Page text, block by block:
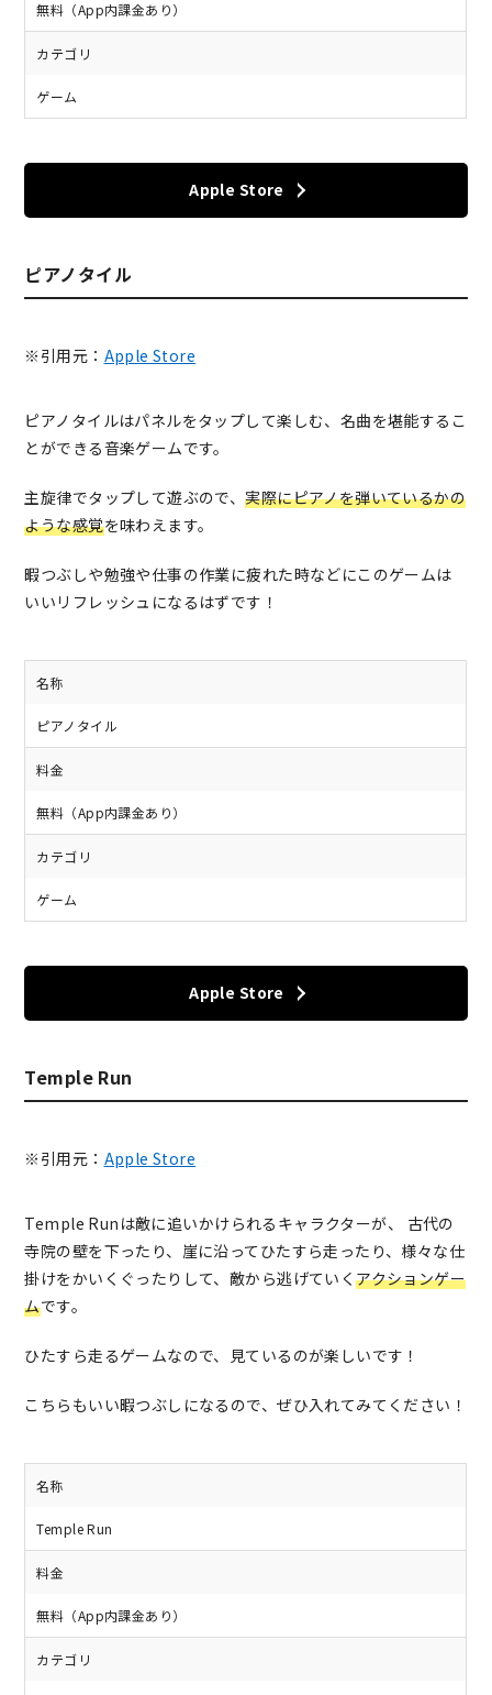
無料（App内課金あり）
カテゴリ
ゲーム
Apple Store
ピアノタイル
※引用元： Apple Store
ピアノタイルはパネルをタップして楽しむ、名曲を堪能するこ
とができる音楽ゲームです。
主旋律でタップして遊ぶので、実際にピアノを弾いているかの
ような感覚を味わえます。
暇つぶしや勉強や仕事の作業に疲れた時などにこのゲームは
いいリフレッシュになるはずです！
名称
ピアノタイル
料金
無料（App内課金あり）
カテゴリ
ゲーム
Apple Store
Temple Run
※引用元： Apple Store
Temple Runは敵に追いかけられるキャラクターが、 古代の
寺院の壁を下ったり、崖に沿ってひたすら走ったり、様々な仕
掛けをかいくぐったりして、敵から逃げていくアクションゲー
ムです。
ひたすら走るゲームなので、見ているのが楽しいです！
こちらもいい暇つぶしになるので、ぜひ入れてみてください！
名称
Temple Run
料金
無料（App内課金あり）
カテゴリ